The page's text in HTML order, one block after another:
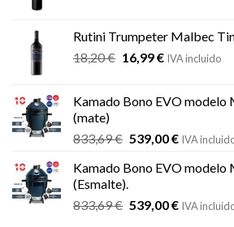
era:
21,66 €.
es:
19,19 €.
Rutini Trumpeter Malbec
18,20€ El
era:
16,99€El
es:
IVA incluido
Kamado Bono EVO
(mate)
833,69€ El
original
era:
833,69 €.
539,00€El
actual
539,00 €.
IVA
Kamado Bono EVO
(Esmalte).
833,69€ El
539,00€ElIVA